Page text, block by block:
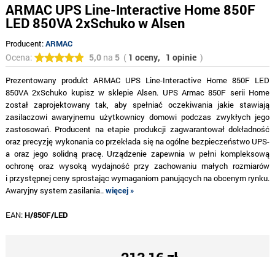
ARMAC UPS Line-Interactive Home 850F
LED 850VA 2xSchuko w Alsen
Producent:ARMAC
Ocena: 5,0na 5( 1 oceny, 1 opinie )
Prezentowany produkt ARMAC UPS Line-Interactive Home 850F LED
850VA 2xSchuko kupisz w sklepie Alsen. UPS Armac 850F serii Home
został zaprojektowany tak, aby spełniać oczekiwania jakie stawiają
zasilaczowi awaryjnemu użytkownicy domowi podczas zwykłych jego
zastosowań. Producent na etapie produkcji zagwarantował dokładność
oraz precyzję wykonania co przekłada się na ogólne bezpieczeństwo UPS-
a oraz jego solidną pracę. Urządzenie zapewnia w pełni kompleksową
ochronę oraz wysoką wydajność przy zachowaniu małych rozmiarów
i przystępnej ceny sprostając wymaganiom panujących na obcenym rynku.
Awaryjny system zasilania..więcej »
EAN:H/850F/LED